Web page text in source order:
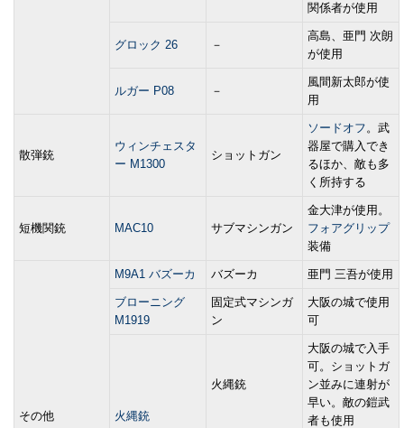
関係者が使用
グロック 26 －
高島、亜門 次朗
が使用
ルガー P08 －
風間新太郎が使
用
散弾銃
ウィンチェスタ
ー M1300
ショットガン
ソードオフ。武
器屋で購入でき
るほか、敵も多
く所持する
短機関銃 MAC10 サブマシンガン
金大津が使用。
フォアグリップ
装備
その他
M9A1 バズーカ バズーカ 亜門 三吾が使用
ブローニング
M1919
固定式マシンガ
ン
大阪の城で使用
可
火縄銃
火縄銃
大阪の城で入手
可。ショットガ
ン並みに連射が
早い。敵の鎧武
者も使用